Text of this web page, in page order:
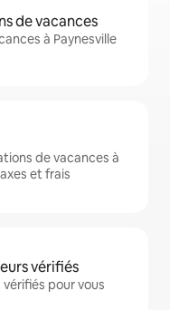
de vacances
à Paynesville
de vacances à
et frais
vérifiés
pour vous